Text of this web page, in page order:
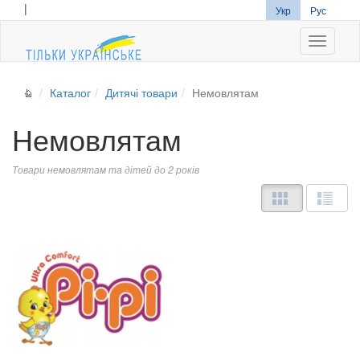
| Укр Рус
Каталог Дитячі товари Немовлятам
Немовлятам
Товари немовлятам та дітей до 2 років